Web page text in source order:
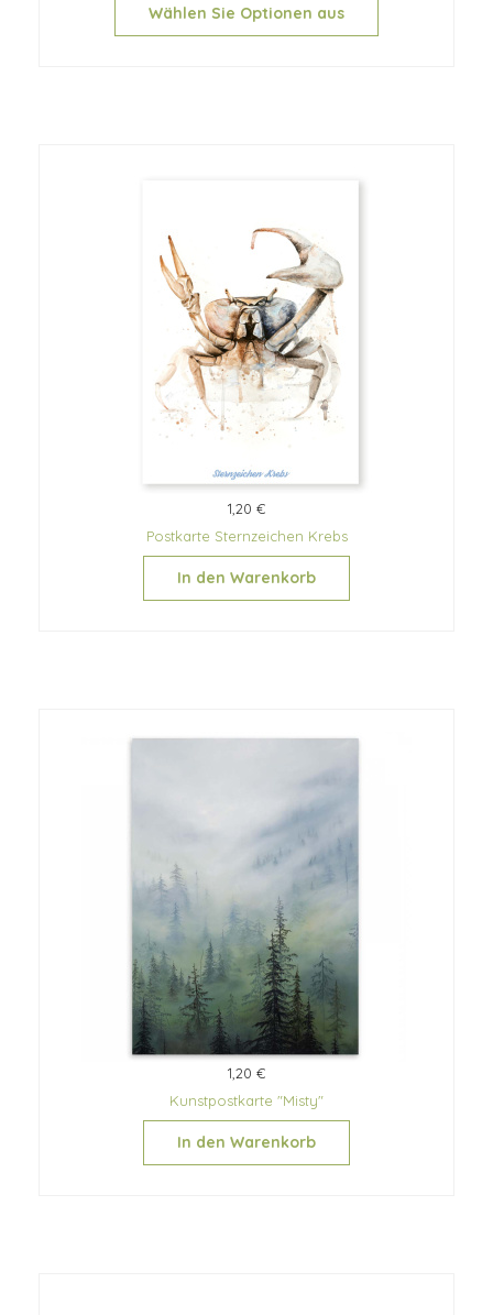
Wählen Sie Optionen aus
1,20 €
Postkarte Sternzeichen Krebs
In den Warenkorb
1,20 €
Kunstpostkarte "Misty"
In den Warenkorb